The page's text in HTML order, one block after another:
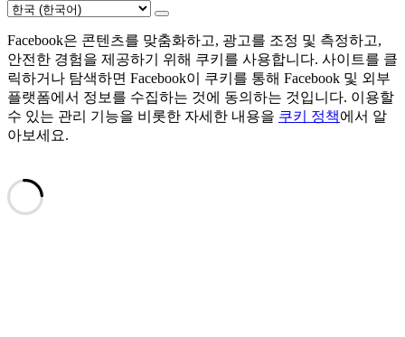
Facebook은 콘텐츠를 맞춤화하고, 광고를 조정 및 측정하고,
안전한 경험을 제공하기 위해 쿠키를 사용합니다. 사이트를 클
릭하거나 탐색하면 Facebook이 쿠키를 통해 Facebook 및 외부
플랫폼에서 정보를 수집하는 것에 동의하는 것입니다. 이용할
수 있는 관리 기능을 비롯한 자세한 내용을 쿠키 정책에서 알
아보세요.